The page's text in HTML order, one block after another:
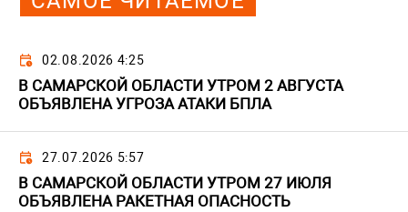
02.08.2026 4:25
В САМАРСКОЙ ОБЛАСТИ УТРОМ 2 АВГУСТА
ОБЪЯВЛЕНА УГРОЗА АТАКИ БПЛА
27.07.2026 5:57
В САМАРСКОЙ ОБЛАСТИ УТРОМ 27 ИЮЛЯ
ОБЪЯВЛЕНА РАКЕТНАЯ ОПАСНОСТЬ